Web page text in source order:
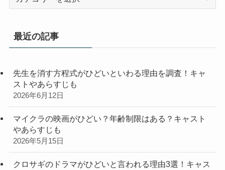
リ
最近の記事
先生を消す方程式がひどいといわる理由を調査！キャ
ストやあらすじも
2026年6月12日
マイクラの映画がひどい？年齢制限はある？キャスト
やあらすじも
2026年5月15日
クロサギのドラマがひどいと言われる理由3選！キャス